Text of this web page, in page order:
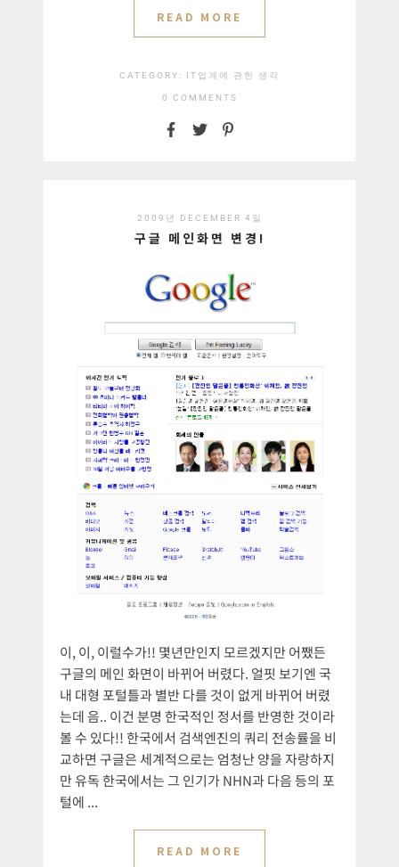
READ MORE
CATEGORY: IT업계에 관한 생각
0 COMMENTS
2009년 DECEMBER 4일
구글 메인화면 변경!
이, 이, 이럴수가!! 몇년만인지 모르겠지만 어쨌든
구글의 메인 화면이 바뀌어 버렸다. 얼핏 보기엔 국
내 대형 포털틀과 별반 다를 것이 없게 바뀌어 버렸
는데 음.. 이건 분명 한국적인 정서를 반영한 것이라
볼 수 있다!! 한국에서 검색엔진의 쿼리 전송률을 비
교하면 구글은 세계적으로는 엄청난 양을 자랑하지
만 유독 한국에서는 그 인기가 NHN과 다음 등의 포
털에 ...
READ MORE